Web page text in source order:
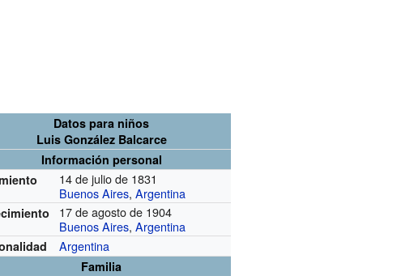
Datos para niños
Luis González Balcarce
Información personal
14 de julio de 1831
Buenos Aires,Argentina
17 de agosto de 1904
Buenos Aires,Argentina
Argentina
Familia